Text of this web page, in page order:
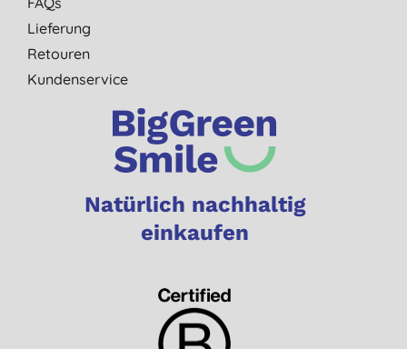
Lieferung
Retouren
Kundenservice
Natürlich nachhaltig
einkaufen